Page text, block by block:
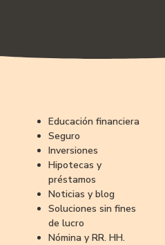
Educación financiera
Seguro
Inversiones
Hipotecas y
préstamos
Noticias y blog
Soluciones sin fines
de lucro
Nómina y RR. HH.